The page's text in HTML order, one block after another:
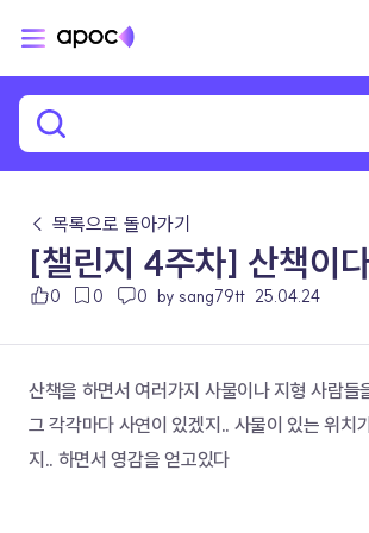
← 목록으로 돌아가기
[챌린지 4주차] 산책이
0 0 0 by sang79tt 25.04.24
산책을 하면서 여러가지 사물이나 지형 사람들
그 각각마다 사연이 있겠지.. 사물이 있는 위치
지.. 하면서 영감을 얻고있다